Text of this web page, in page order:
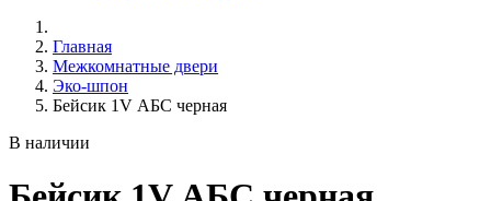
Главная
Межкомнатные двери
Эко-шпон
Бейсик 1V АБС черная
В наличии